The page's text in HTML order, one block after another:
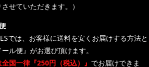
せていただきます。）
では、お客様に送料を安くお届けする方法と
ール便』がお選び頂けます。
国一律『250円（税込）』 でお届けできま